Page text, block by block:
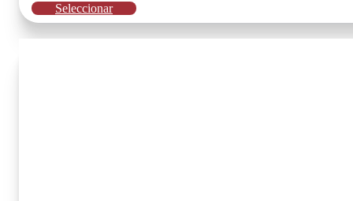
Seleccionar
Este
producto
tiene